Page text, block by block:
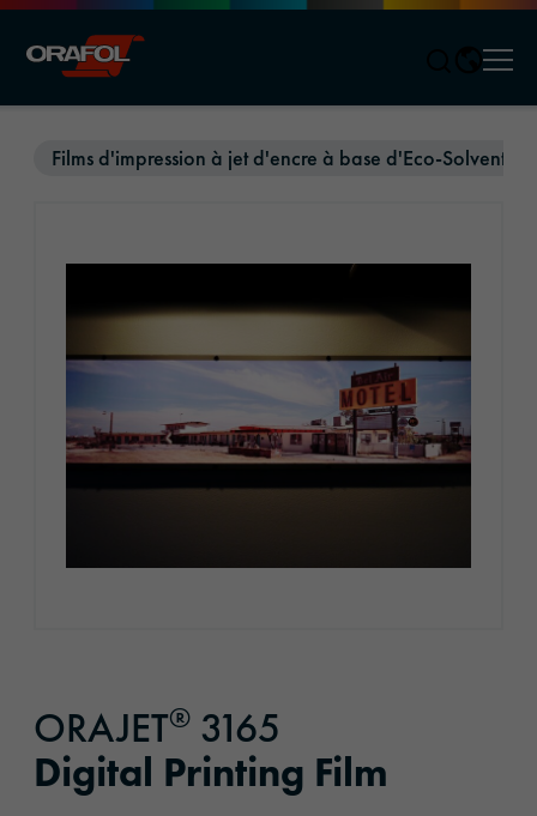
Films d'impression à jet d'encre à base d'Eco-Solvent
ORAJET® 3165
Digital Printing Film